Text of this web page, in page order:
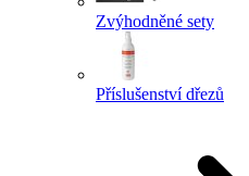
Zvýhodněné sety
Příslušenství dřezů